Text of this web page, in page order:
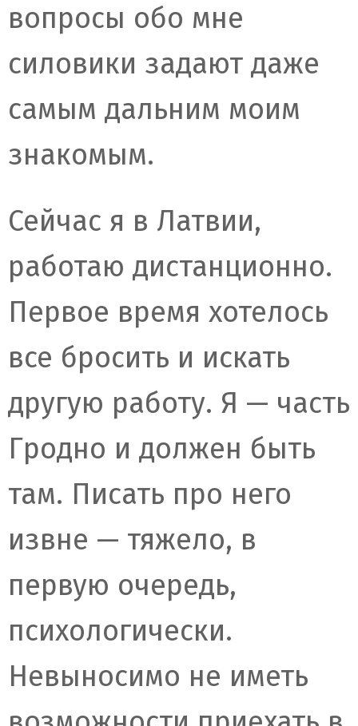
вопросы обо мне
силовики задают даже
самым дальним моим
знакомым.
Сейчас я в Латвии,
работаю дистанционно.
Первое время хотелось
все бросить и искать
другую работу. Я — часть
Гродно и должен быть
там. Писать про него
извне — тяжело, в
первую очередь,
психологически.
Невыносимо не иметь